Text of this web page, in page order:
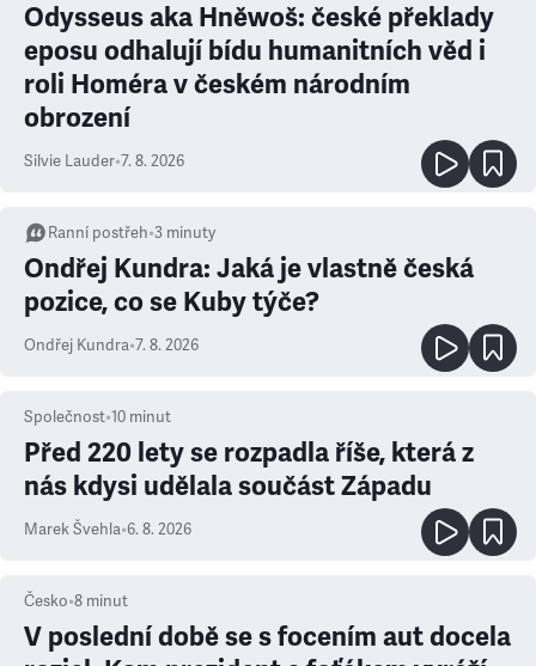
Odysseus aka Hněwoš: české překlady
eposu odhalují bídu humanitních věd i
roli Homéra v českém národním
obrození
Silvie Lauder•7. 8. 2026
Ranní postřeh•3 minuty
Ondřej Kundra: Jaká je vlastně česká
pozice, co se Kuby týče?
Ondřej Kundra•7. 8. 2026
Společnost•10 minut
Před 220 lety se rozpadla říše, která z
nás kdysi udělala součást Západu
Marek Švehla•6. 8. 2026
Česko•8 minut
V poslední době se s focením aut docela